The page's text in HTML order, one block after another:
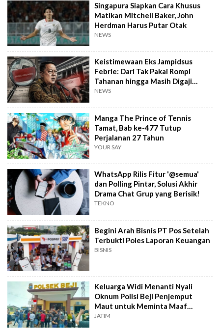
Singapura Siapkan Cara Khusus
Matikan Mitchell Baker, John
Herdman Harus Putar Otak
NEWS
Keistimewaan Eks Jampidsus
Febrie: Dari Tak Pakai Rompi
Tahanan hingga Masih Digaji
Negara
NEWS
Manga The Prince of Tennis
Tamat, Bab ke-477 Tutup
Perjalanan 27 Tahun
YOUR SAY
WhatsApp Rilis Fitur '@semua'
dan Polling Pintar, Solusi Akhir
Drama Chat Grup yang Berisik!
TEKNO
Begini Arah Bisnis PT Pos Setelah
Terbukti Poles Laporan Keuangan
BISNIS
Keluarga Widi Menanti Nyali
Oknum Polisi Beji Penjemput
Maut untuk Meminta Maaf
Langsung
JATIM